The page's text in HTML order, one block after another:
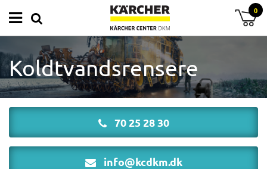
0
Koldtvandsrensere
70 25 28 30
info@kcdkm.dk